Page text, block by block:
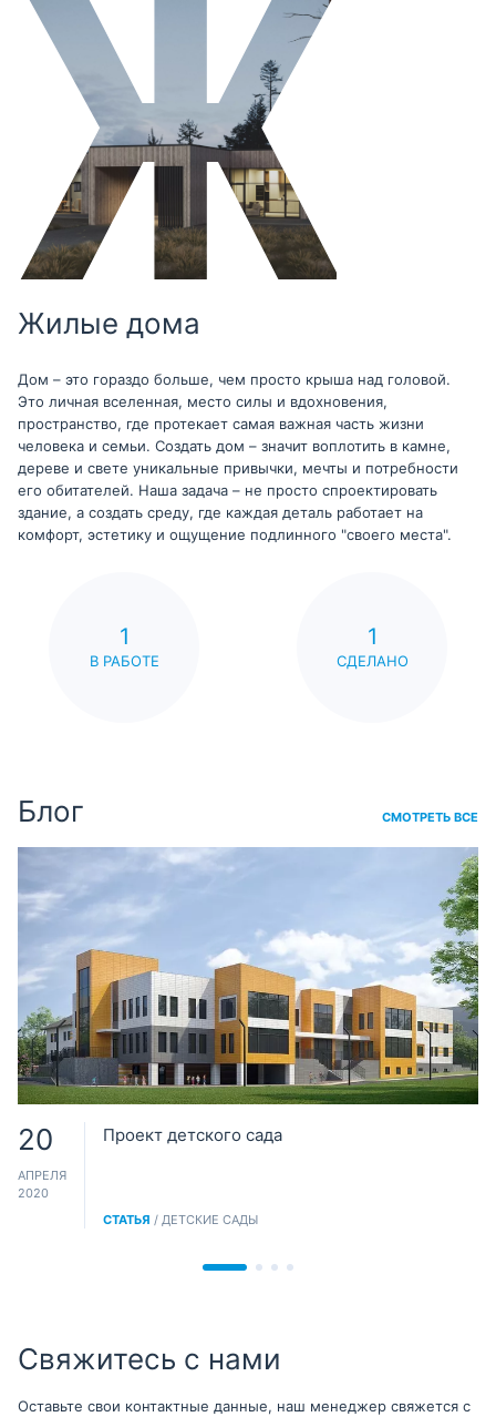
Жилые дома
Дом – это гораздо больше, чем просто крыша над головой.
Это личная вселенная, место силы и вдохновения,
пространство, где протекает самая важная часть жизни
человека и семьи. Создать дом – значит воплотить в камне,
дереве и свете уникальные привычки, мечты и потребности
его обитателей. Наша задача – не просто спроектировать
здание, а создать среду, где каждая деталь работает на
комфорт, эстетику и ощущение подлинного "своего места".
1
В РАБОТЕ
1
СДЕЛАНО
Блог СМОТРЕТЬ ВСЕ
20
АПРЕЛЯ
2020
Проект детского сада
СТАТЬЯ / ДЕТСКИЕ САДЫ
Свяжитесь с нами
Оставьте свои контактные данные, наш менеджер свяжется с